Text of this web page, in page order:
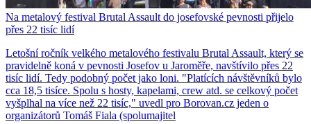
Na metalový festival Brutal Assault do josefovské pevnosti přijelo
přes 22 tisíc lidí
Letošní ročník velkého metalového festivalu Brutal Assault, který se
pravidelně koná v pevnosti Josefov u Jaroměře, navštívilo přes 22
tisíc lidí. Tedy podobný počet jako loni. "Platících návštěvníků bylo
cca 18,5 tisíce. Spolu s hosty, kapelami, crew atd. se celkový počet
vyšplhal na více než 22 tisíc," uvedl pro Borovan.cz jeden o
organizátorů Tomáš Fiala (spolumajitel